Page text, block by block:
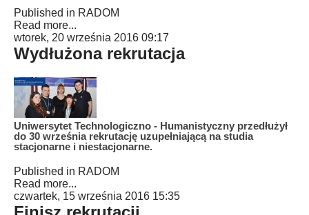
Published in RADOM
Read more...
wtorek, 20 września 2016 09:17
Wydłużona rekrutacja
Uniwersytet Technologiczno - Humanistyczny przedłużył
do 30 września rekrutację uzupełniającą na studia
stacjonarne i niestacjonarne.
Published in RADOM
Read more...
czwartek, 15 września 2016 15:35